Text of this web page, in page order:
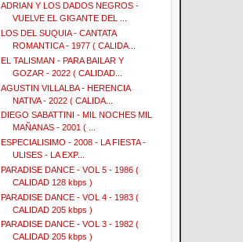
ADRIAN Y LOS DADOS NEGROS -
VUELVE EL GIGANTE DEL ...
LOS DEL SUQUIA - CANTATA
ROMANTICA - 1977 ( CALIDA...
EL TALISMAN - PARA BAILAR Y
GOZAR - 2022 ( CALIDAD...
AGUSTIN VILLALBA - HERENCIA
NATIVA - 2022 ( CALIDA...
DIEGO SABATTINI - MIL NOCHES MIL
MAÑANAS - 2001 ( ...
ESPECIALISIMO - 2008 - LA FIESTA -
ULISES - LA EXP...
PARADISE DANCE - VOL 5 - 1986 (
CALIDAD 128 kbps )
PARADISE DANCE - VOL 4 - 1983 (
CALIDAD 205 kbps )
PARADISE DANCE - VOL 3 - 1982 (
CALIDAD 205 kbps )